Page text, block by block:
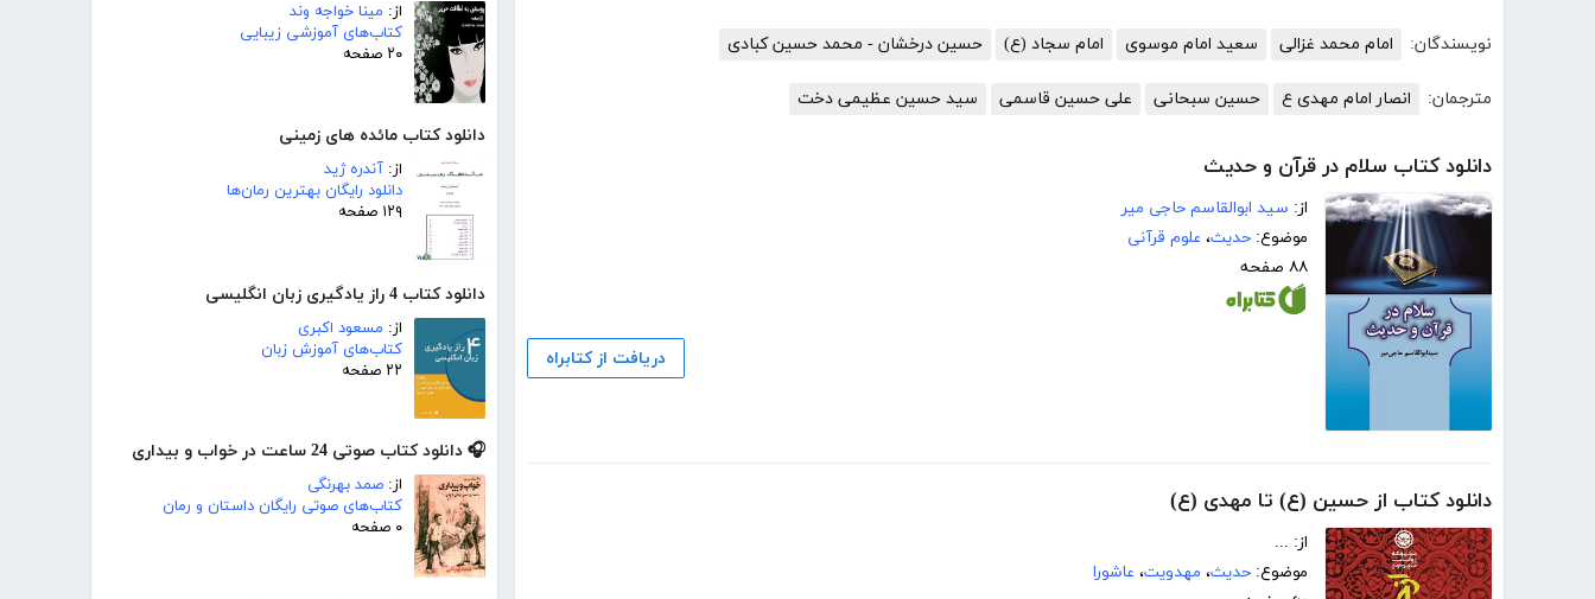
از: مینا خواجه وند
کتاب‌های آموزشی زیبایی
۲۰ صفحه
دانلود کتاب مائده های زمینی
از: آندره ژید
دانلود رایگان بهترین رمان‌ها
۱۲۹ صفحه
دانلود کتاب 4 راز یادگیری زبان انگلیسی
از: مسعود اکبری
کتاب‌های آموزش زبان
۲۲ صفحه
🎧 دانلود کتاب صوتی 24 ساعت در خواب و بیداری
از: صمد بهرنگی
کتاب‌های صوتی رایگان داستان و رمان
۰ صفحه
نویسندگان: امام محمد غزالی سعید امام موسوی امام سجاد (ع) حسین درخشان - محمد حسین کبادی
مترجمان: انصار امام مهدی ع حسین سبحانی علی حسین قاسمی سید حسین عظیمی دخت
دانلود کتاب سلام در قرآن و حدیث
از: سید ابوالقاسم حاجی میر
موضوع: حدیث، علوم قرآنی
۸۸ صفحه
دریافت از کتابراه
دانلود کتاب از حسین (ع) تا مهدی (ع)
از: ...
موضوع: حدیث، مهدویت، عاشورا